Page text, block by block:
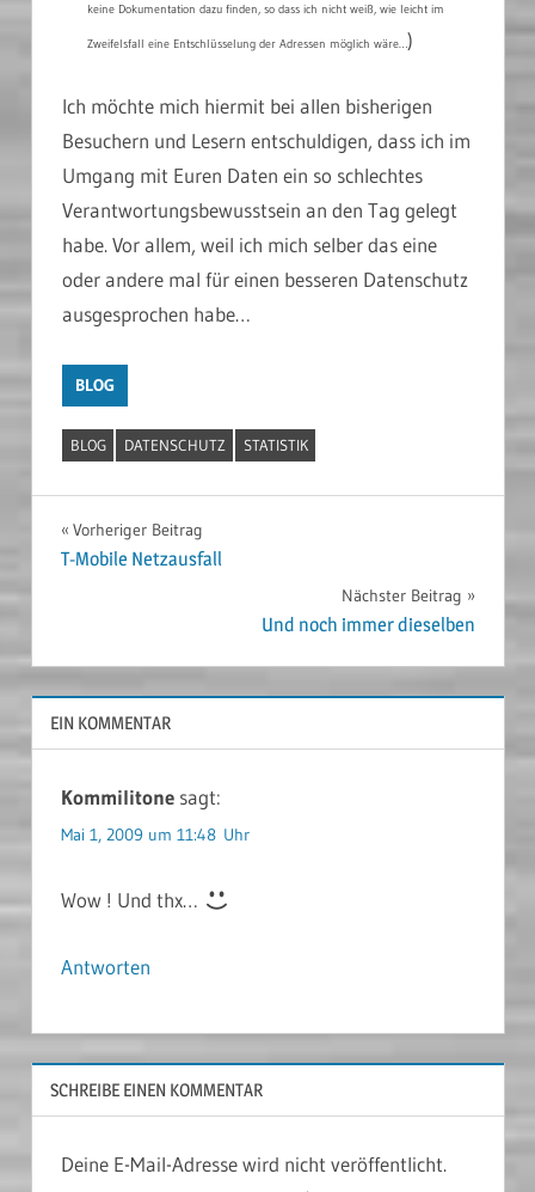
keine Dokumentation dazu finden, so dass ich nicht weiß, wie leicht im
Zweifelsfall eine Entschlüsselung der Adressen möglich wäre…)
Ich möchte mich hiermit bei allen bisherigen
Besuchern und Lesern entschuldigen, dass ich im
Umgang mit Euren Daten ein so schlechtes
Verantwortungsbewusstsein an den Tag gelegt
habe. Vor allem, weil ich mich selber das eine
oder andere mal für einen besseren Datenschutz
ausgesprochen habe…
BLOG
BLOG DATENSCHUTZ STATISTIK
Beitragsnavigation
Vorheriger Beitrag
T-Mobile Netzausfall
Nächster Beitrag
Und noch immer dieselben
EIN KOMMENTAR
Kommilitone sagt:
Mai 1, 2009 um 11:48 Uhr
Wow ! Und thx…
Antworten
SCHREIBE EINEN KOMMENTAR
Deine E-Mail-Adresse wird nicht veröffentlicht.